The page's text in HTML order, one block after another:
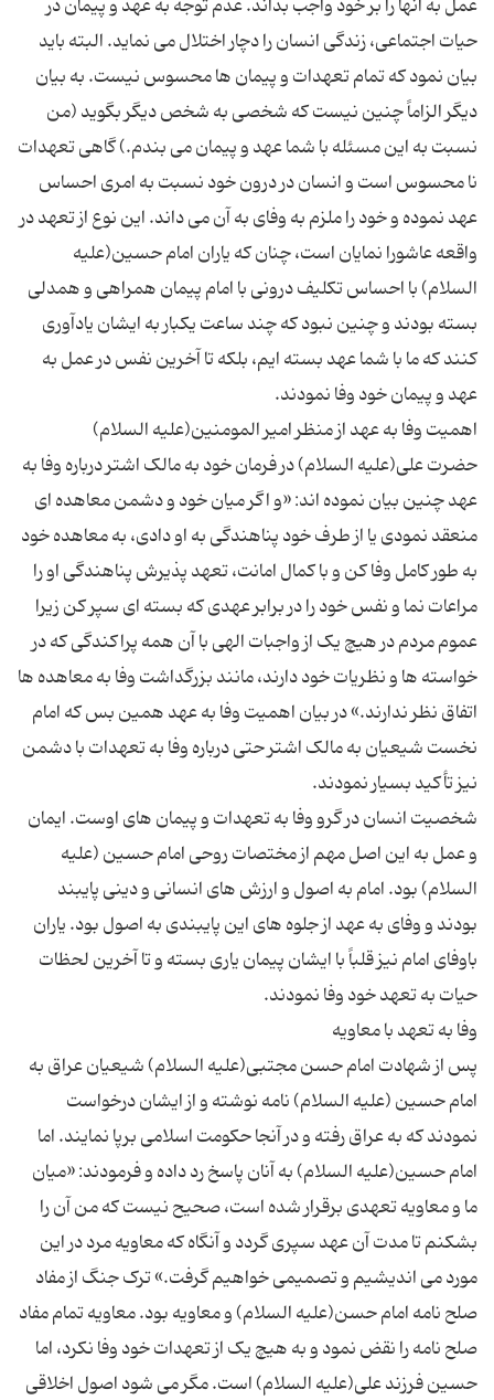
عمل به آنها را بر خود واجب بداند. عدم توجه به عهد و پیمان در
حیات اجتماعی، زندگی انسان را دچار اختلال می نماید. البته باید
بیان نمود که تمام تعهدات و پیمان ها محسوس نیست. به بیان
دیگر الزاماً چنین نیست که شخصی به شخص دیگر بگوید (من
نسبت به این مسئله با شما عهد و پیمان می بندم.) گاهی تعهدات
نا محسوس است و انسان در درون خود نسبت به امری احساس
عهد نموده و خود را ملزم به وفای به آن می داند. این نوع از تعهد در
واقعه عاشورا نمایان است، چنان که یاران امام حسین(علیه
السلام) با احساس تکلیف درونی با امام پیمان همراهی و همدلی
بسته بودند و چنین نبود که چند ساعت یکبار به ایشان یادآوری
کنند که ما با شما عهد بسته ایم، بلکه تا آخرین نفس در عمل به
حضرت علی(علیه السلام) در فرمان خود به مالک اشتر درباره وفا به
عهد چنین بیان نموده اند: «و اگر میان خود و دشمن معاهده ای
منعقد نمودی یا از طرف خود پناهندگی به او دادی، به معاهده خود
به طور کامل وفا کن و با کمال امانت، تعهد پذیرش پناهندگی او را
مراعات نما و نفس خود را در برابر عهدی که بسته ای سپر کن زیرا
عموم مردم در هیچ یک از واجبات الهی با آن همه پراکندگی که در
خواسته ها و نظریات خود دارند، مانند بزرگداشت وفا به معاهده ها
اتفاق نظر ندارند.» در بیان اهمیت وفا به عهد همین بس که امام
نخست شیعیان به مالک اشتر حتی درباره وفا به تعهدات با دشمن
شخصیت انسان در گرو وفا به تعهدات و پیمان های اوست. ایمان
و عمل به این اصل مهم از مختصات روحی امام حسین (علیه
السلام) بود. امام به اصول و ارزش های انسانی و دینی پایبند
بودند و وفای به عهد از جلوه های این پایبندی به اصول بود. یاران
باوفای امام نیز قلباً با ایشان پیمان یاری بسته و تا آخرین لحظات
پس از شهادت امام حسن مجتبی(علیه السلام) شیعیان عراق به
امام حسین (علیه السلام) نامه نوشته و از ایشان درخواست
نمودند که به عراق رفته و در آنجا حکومت اسلامی برپا نمایند. اما
امام حسین(علیه السلام) به آنان پاسخ رد داده و فرمودند: «میان
ما و معاویه تعهدی برقرار شده است، صحیح نیست که من آن را
بشکنم تا مدت آن عهد سپری گردد و آنگاه که معاویه مرد در این
مورد می اندیشیم و تصمیمی خواهیم گرفت.» ترک جنگ از مفاد
صلح نامه امام حسن(علیه السلام) و معاویه بود. معاویه تمام مفاد
صلح نامه را نقض نمود و به هیچ یک از تعهدات خود وفا نکرد، اما
حسین فرزند علی(علیه السلام) است. مگر می شود اصول اخلاقی